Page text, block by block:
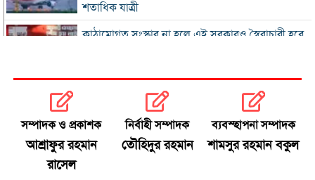
শতাধিক যাত্রী
কাঠামোগত সংস্কার না হলে এই সরকারও স্বৈরাচারী হবে
‘কিসের হাসিনা, তার চেহারা কী দেখা গেছে?
বগুড়ায় ৭ শ্রমিকের মৃত্যু : স্বজনদের আহাজারিতে ভারী
হয়ে উঠেছে হাসপাতাল
সম্পাদক ও প্রকাশক
আশ্রাফুর রহমান
রাসেল
নির্বাহী সম্পাদক
তৌহিদুর রহমান
ব্যবস্হাপনা সম্পাদক
শামসুর রহমান বকুল